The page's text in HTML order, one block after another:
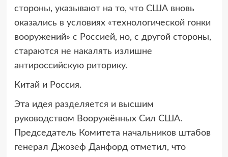
стороны, указывают на то, что США вновь
оказались в условиях «технологической гонки
вооружений» с Россией, но, с другой стороны,
стараются не накалять излишне
антироссийскую риторику.
Китай и Россия.
Эта идея разделяется и высшим
руководством Вооружённых Сил США.
Председатель Комитета начальников штабов
генерал Джозеф Данфорд отметил, что